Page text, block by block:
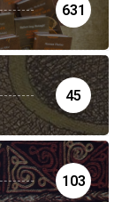
631
45
103